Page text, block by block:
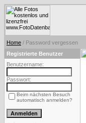
Home / Password vergessen
Registrierte Benutzer
Benutzername:
Passwort:
Beim nächsten Besuch
automatisch anmelden?